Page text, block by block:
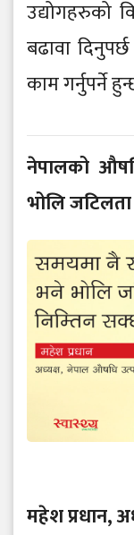
उद्योगहरुको
बढावा
काम गर्नुपर्ने
नेपालको
भोलि
महेश प्रधान,